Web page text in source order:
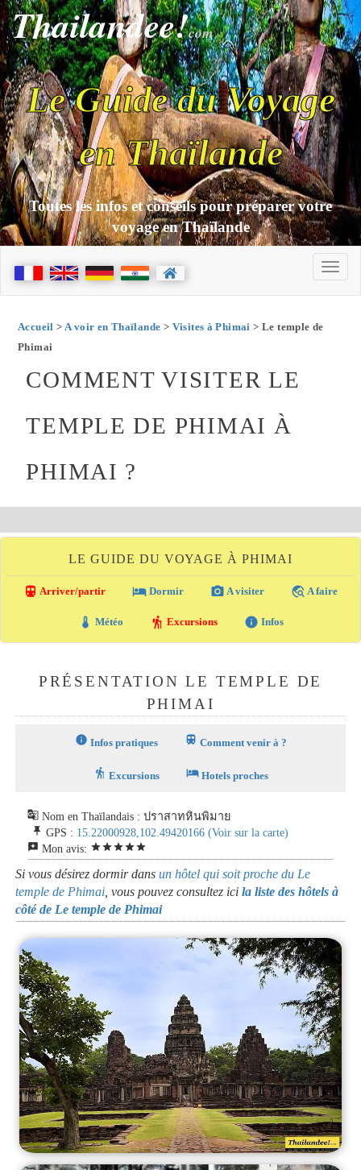
Thailandee!com
Le Guide du Voyage
en Thaïlande
Toutes les infos et conseils pour préparer votre
voyage en Thaïlande
Accueil > A voir en Thaïlande > Visites à Phimai > Le temple de
Phimai
COMMENT VISITER LE
TEMPLE DE PHIMAI À
PHIMAI ?
LE GUIDE DU VOYAGE À PHIMAI
directions_transit Arriver/partir local_hotel Dormir photo_camera A visiter travel_explore A faire
thermostat Météo hiking Excursions info Infos
PRÉSENTATION LE TEMPLE DE
PHIMAI
info Infos pratiques train Comment venir à ?
hiking Excursions hotelHotels proches
g_translate Nom en Thaïlandais : ปราสาทหินพิมาย
push_pin GPS : 15.22000928,102.49420166 (Voir sur la carte)
reviews Mon avis: starstarstarstarstar
Si vous désirez dormir dansun hôtel qui soit proche du Le
temple de Phimai , vous pouvez consultez icila liste des hôtels à
côté de Le temple de Phimai